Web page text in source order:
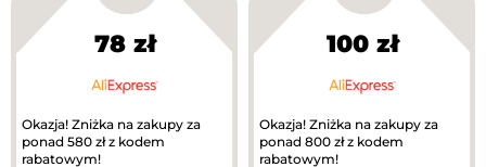
78 zł
Okazja! Zniżka na zakupy za
ponad 580 zł z kodem
rabatowym!
100 zł
Okazja! Zniżka na zakupy za
ponad 800 zł z kodem
rabatowym!